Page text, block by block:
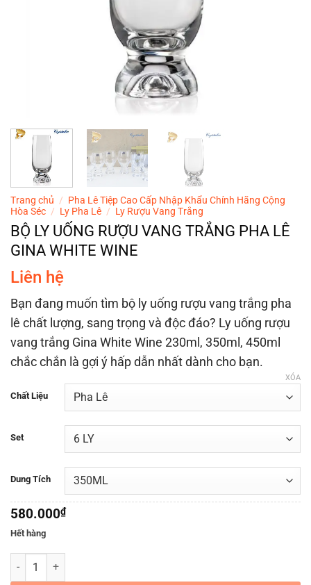
Trang chủ / Pha Lê Tiệp Cao Cấp Nhập Khẩu Chính Hãng Cộng
Hòa Séc / Ly Pha Lê / Ly Rượu Vang Trắng
BỘ LY UỐNG RƯỢU VANG TRẮNG PHA LÊ
GINA WHITE WINE
Liên hệ
Bạn đang muốn tìm bộ ly uống rượu vang trắng pha
lê chất lượng, sang trọng và độc đáo? Ly uống rượu
vang trắng Gina White Wine 230ml, 350ml, 450ml
chắc chắn là gợi ý hấp dẫn nhất dành cho bạn.
Chất Liệu
Set
Dung Tích
XÓA
580.000₫
Hết hàng
BỘ LY UỐNG RƯỢU VANG TRẮNG PHA LÊ GINA WHITE WINE số